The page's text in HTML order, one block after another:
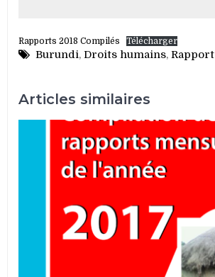
Rapports 2018 Compilés Télécharger
Burundi,Droits humains,Rapport
Articles similaires